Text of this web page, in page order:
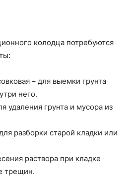
колодца потребуются
– для выемки грунта
него.
удаления грунта и мусора из
разборки старой кладки или
раствора при кладке
трещин.